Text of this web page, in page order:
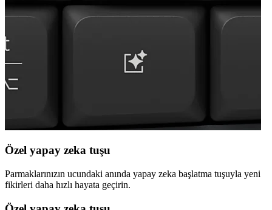
Özel yapay zeka tuşu
Parmaklarınızın ucundaki anında yapay zeka başlatma tuşuyla yeni
fikirleri daha hızlı hayata geçirin.